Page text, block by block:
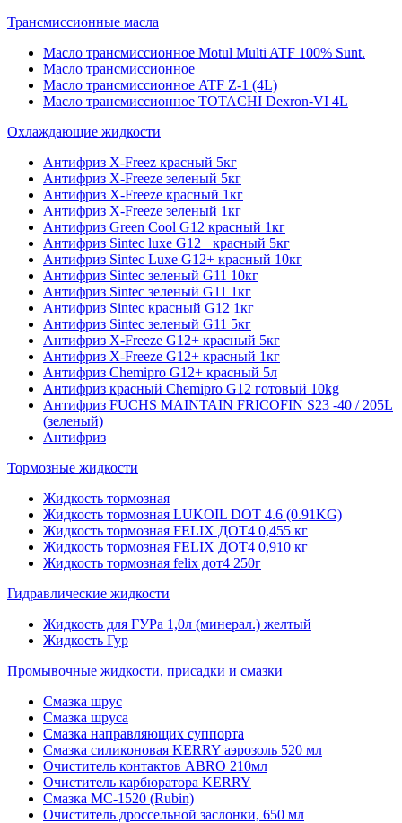
Трансмиссионные масла
Масло трансмиссионное Motul Multi ATF 100% Sunt.
Масло трансмиссионное
Масло трансмиссионное ATF Z-1 (4L)
Масло трансмиссионное TOTACHI Dexron-VI 4L
Охлаждающие жидкости
Антифриз X-Freez красный 5кг
Антифриз X-Freeze зеленый 5кг
Антифриз X-Freeze красный 1кг
Антифриз X-Freeze зеленый 1кг
Антифриз Green Cool G12 красный 1кг
Антифриз Sintec luxe G12+ красный 5кг
Антифриз Sintec Luxe G12+ красный 10кг
Антифриз Sintec зеленый G11 10кг
Антифриз Sintec зеленый G11 1кг
Антифриз Sintec красный G12 1кг
Антифриз Sintec зеленый G11 5кг
Антифриз X-Freeze G12+ красный 5кг
Антифриз X-Freeze G12+ красный 1кг
Антифриз Chemipro G12+ красный 5л
Антифриз красный Chemipro G12 готовый 10kg
Антифриз FUCHS MAINTAIN FRICOFIN S23 -40 / 205L
(зеленый)
Антифриз
Тормозные жидкости
Жидкость тормозная
Жидкость тормозная LUKOIL DOT 4.6 (0.91KG)
Жидкость тормозная FELIX ДОТ4 0,455 кг
Жидкость тормозная FELIX ДОТ4 0,910 кг
Жидкость тормозная felix дот4 250г
Гидравлические жидкости
Жидкость для ГУРа 1,0л (минерал.) желтый
Жидкость Гур
Промывочные жидкости, присадки и смазки
Смазка шрус
Смазка шруса
Смазка направляющих суппорта
Смазка силиконовая KERRY аэрозоль 520 мл
Очиститель контактов ABRO 210мл
Очиститель карбюратора KERRY
Смазка МС-1520 (Rubin)
Очиститель дроссельной заслонки, 650 мл